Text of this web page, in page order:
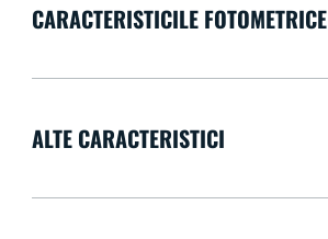
CARACTERISTICILE FOTOMETRICE
ALTE CARACTERISTICI